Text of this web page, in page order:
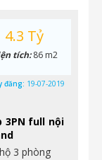
3PN full nội
3 phòng
4.3 Tỷ
tích:86 m2
đăng: 19-07-2019